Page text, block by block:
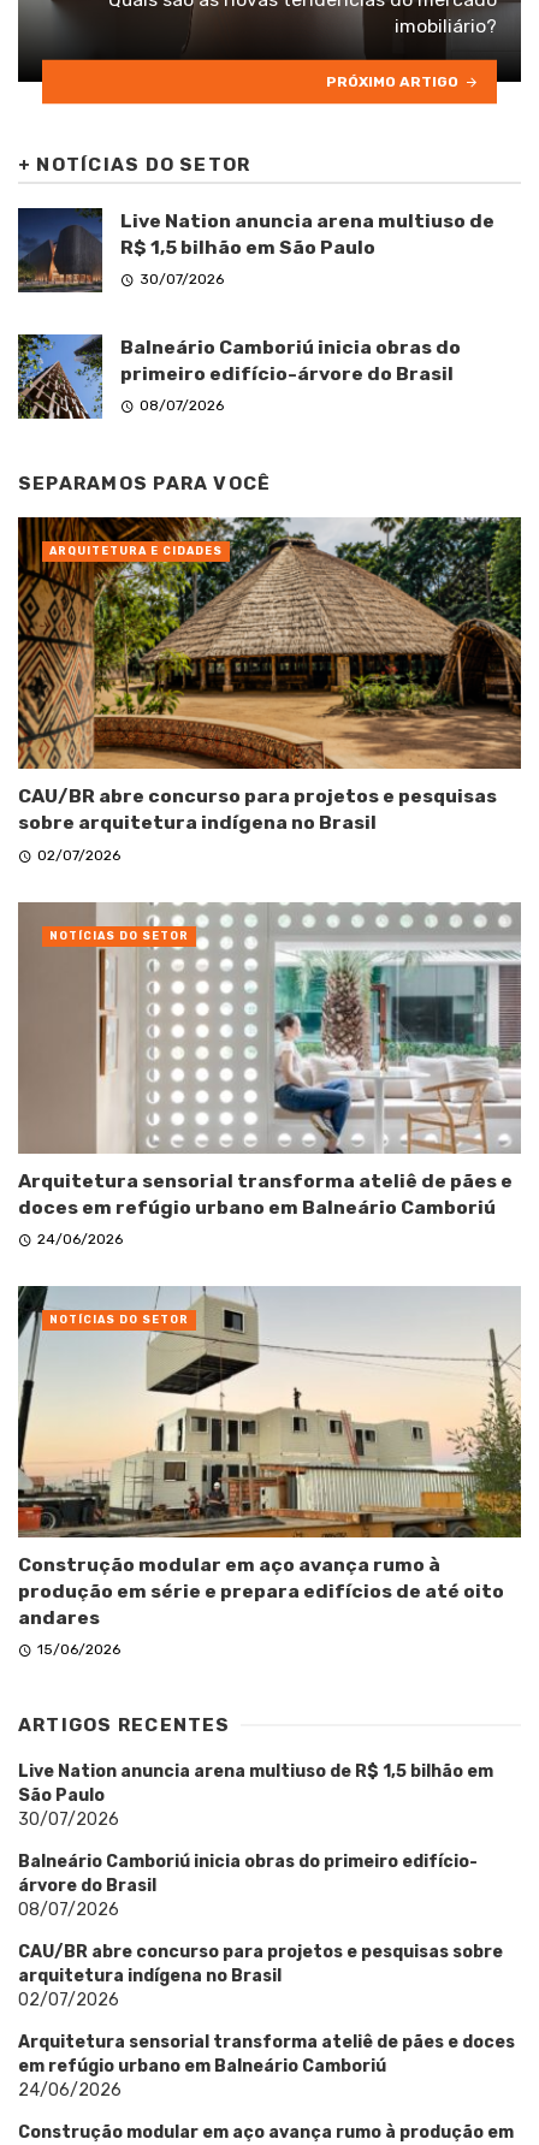
imobiliário?
PRÓXIMO ARTIGO
+ NOTÍCIAS DO SETOR
Live Nation anuncia arena multiuso de
R$ 1,5 bilhão em São Paulo
30/07/2026
Balneário Camboriú inicia obras do
primeiro edifício-árvore do Brasil
08/07/2026
SEPARAMOS PARA VOCÊ
CAU/BR abre concurso para projetos e pesquisas
sobre arquitetura indígena no Brasil
02/07/2026
ARQUITETURA E CIDADES
Arquitetura sensorial transforma ateliê de pães e
doces em refúgio urbano em Balneário Camboriú
24/06/2026
NOTÍCIAS DO SETOR
Construção modular em aço avança rumo à
produção em série e prepara edifícios de até oito
andares
15/06/2026
NOTÍCIAS DO SETOR
ARTIGOS RECENTES
Live Nation anuncia arena multiuso de R$ 1,5 bilhão em
São Paulo
30/07/2026
Balneário Camboriú inicia obras do primeiro edifício-
árvore do Brasil
08/07/2026
CAU/BR abre concurso para projetos e pesquisas sobre
arquitetura indígena no Brasil
02/07/2026
Arquitetura sensorial transforma ateliê de pães e doces
em refúgio urbano em Balneário Camboriú
24/06/2026
Construção modular em aço avança rumo à produção em